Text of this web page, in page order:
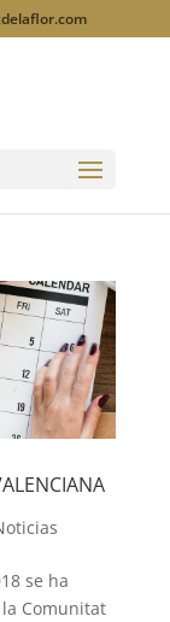
se ha
Comunitat